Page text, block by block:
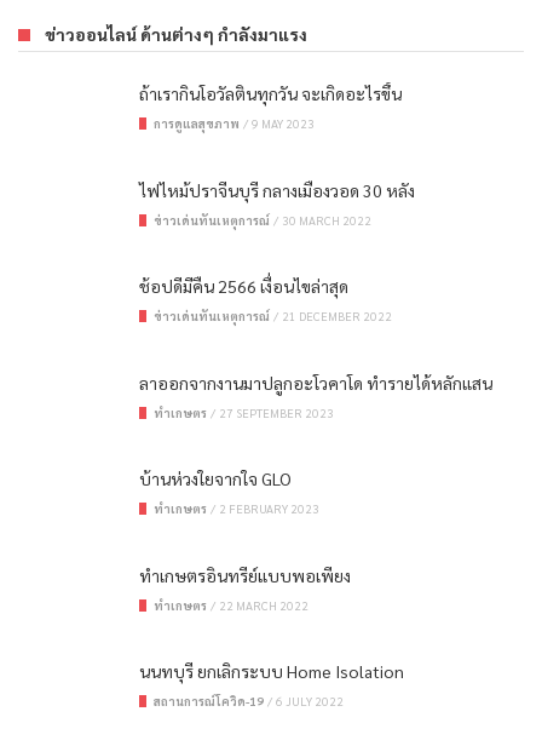
ข่าวออนไลน์ ด้านต่างๆ กำลังมาแรง
ถ้าเรากินโอวัลตินทุกวัน จะเกิดอะไรขึ้น
การดูแลสุขภาพ / 9 MAY 2023
ไฟไหม้ปราจีนบุรี กลางเมืองวอด 30 หลัง
ข่าวเด่นทันเหตุการณ์ / 30 MARCH 2022
ช้อปดีมีคืน 2566 เงื่อนไขล่าสุด
ข่าวเด่นทันเหตุการณ์ / 21 DECEMBER 2022
ลาออกจากงานมาปลูกอะโวคาโด ทำรายได้หลักแสน
ทำเกษตร / 27 SEPTEMBER 2023
บ้านห่วงใยจากใจ GLO
ทำเกษตร / 2 FEBRUARY 2023
ทำเกษตรอินทรีย์แบบพอเพียง
ทำเกษตร / 22 MARCH 2022
นนทบุรี ยกเลิกระบบ Home Isolation
สถานการณ์โควิด-19 / 6 JULY 2022